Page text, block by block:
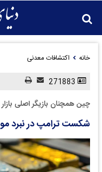
خانه اکتشافات معدنی
چین همچنان بازیگر اصلی
شکست ترامپ در نبرد